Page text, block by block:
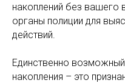
накоплений без вашего
органы полиции для
действий.
Единственно
накопления – это